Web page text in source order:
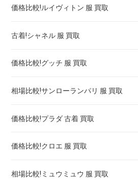
価格比較!ルイヴィトン 服 買取
ルイヴィトン スニーカー 買取 ! 買取
ルイヴィトン バッグ 買取 相場 ! 高く
ルイヴィトン タンブール 買取 ! 高く
古着!シャネル 服 買取
シャネル マトラッセ バッグ 買取価格
シャネル j12 クロノグラフ 買取 ! 高く
シャネル プルミエール 買取 価格 相場
価格比較!グッチ 服 買取
相場比較!サンローランパリ 服 買取
価格比較!プラダ 古着 買取
価格比較!クロエ 服 買取
クロエ 靴 買取 ! 買取強化は
相場比較!ミュウミュウ 服 買取